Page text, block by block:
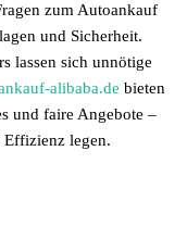
zum Autoankauf
und Sicherheit.
lassen sich unnötige
alibaba.de bieten
und faire Angebote –
legen.